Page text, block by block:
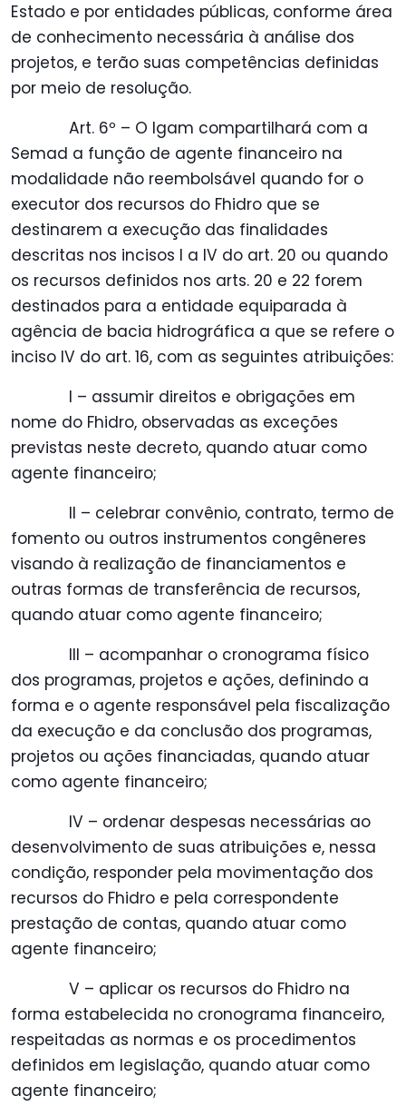
Estado e por entidades públicas, conforme área
de conhecimento necessária à análise dos
projetos, e terão suas competências definidas
por meio de resolução.
Art. 6º – O Igam compartilhará com a
Semad a função de agente financeiro na
modalidade não reembolsável quando for o
executor dos recursos do Fhidro que se
destinarem a execução das finalidades
descritas nos incisos I a IV do art. 20 ou quando
os recursos definidos nos arts. 20 e 22 forem
destinados para a entidade equiparada à
agência de bacia hidrográfica a que se refere o
inciso IV do art. 16, com as seguintes atribuições:
I – assumir direitos e obrigações em
nome do Fhidro, observadas as exceções
previstas neste decreto, quando atuar como
agente financeiro;
II – celebrar convênio, contrato, termo de
fomento ou outros instrumentos congêneres
visando à realização de financiamentos e
outras formas de transferência de recursos,
quando atuar como agente financeiro;
III – acompanhar o cronograma físico
dos programas, projetos e ações, definindo a
forma e o agente responsável pela fiscalização
da execução e da conclusão dos programas,
projetos ou ações financiadas, quando atuar
como agente financeiro;
IV – ordenar despesas necessárias ao
desenvolvimento de suas atribuições e, nessa
condição, responder pela movimentação dos
recursos do Fhidro e pela correspondente
prestação de contas, quando atuar como
agente financeiro;
V – aplicar os recursos do Fhidro na
forma estabelecida no cronograma financeiro,
respeitadas as normas e os procedimentos
definidos em legislação, quando atuar como
agente financeiro;